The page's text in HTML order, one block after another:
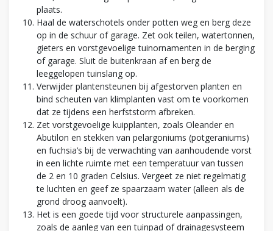
plaats.
Haal de waterschotels onder potten weg en berg deze
op in de schuur of garage. Zet ook teilen, watertonnen,
gieters en vorstgevoelige tuinornamenten in de berging
of garage. Sluit de buitenkraan af en berg de
leeggelopen tuinslang op.
Verwijder plantensteunen bij afgestorven planten en
bind scheuten van klimplanten vast om te voorkomen
dat ze tijdens een herfststorm afbreken.
Zet vorstgevoelige kuipplanten, zoals Oleander en
Abutilon en stekken van pelargoniums (potgeraniums)
en fuchsia’s bij de verwachting van aanhoudende vorst
in een lichte ruimte met een temperatuur van tussen
de 2 en 10 graden Celsius. Vergeet ze niet regelmatig
te luchten en geef ze spaarzaam water (alleen als de
grond droog aanvoelt).
Het is een goede tijd voor structurele aanpassingen,
zoals de aanleg van een tuinpad of drainagesysteem